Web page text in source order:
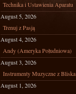
Technika i Ustawienia Aparatu
August 5, 2026
Trenuj z Pasją
August 4, 2026
Andy (Ameryka Południowa)
August 3, 2026
Instrumenty Muzyczne z Bliska
August 1, 2026